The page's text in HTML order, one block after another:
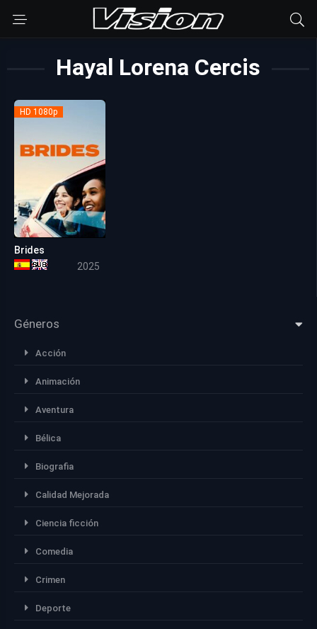
Hayal Lorena Cercis
HD 1080p
Brides
2025
Géneros
Acción
Animación
Aventura
Bélica
Biografia
Calidad Mejorada
Ciencia ficción
Comedia
Crimen
Deporte